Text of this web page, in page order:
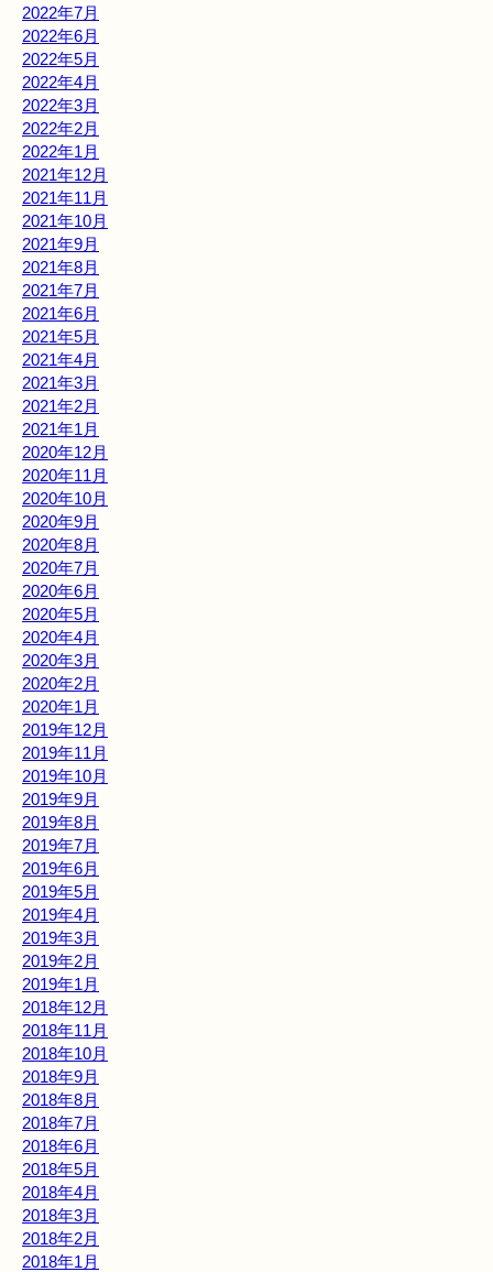
2022年7月
2022年6月
2022年5月
2022年4月
2022年3月
2022年2月
2022年1月
2021年12月
2021年11月
2021年10月
2021年9月
2021年8月
2021年7月
2021年6月
2021年5月
2021年4月
2021年3月
2021年2月
2021年1月
2020年12月
2020年11月
2020年10月
2020年9月
2020年8月
2020年7月
2020年6月
2020年5月
2020年4月
2020年3月
2020年2月
2020年1月
2019年12月
2019年11月
2019年10月
2019年9月
2019年8月
2019年7月
2019年6月
2019年5月
2019年4月
2019年3月
2019年2月
2019年1月
2018年12月
2018年11月
2018年10月
2018年9月
2018年8月
2018年7月
2018年6月
2018年5月
2018年4月
2018年3月
2018年2月
2018年1月